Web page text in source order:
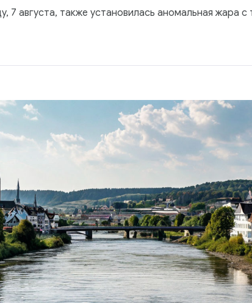
7 августа, также установилась аномальная жара